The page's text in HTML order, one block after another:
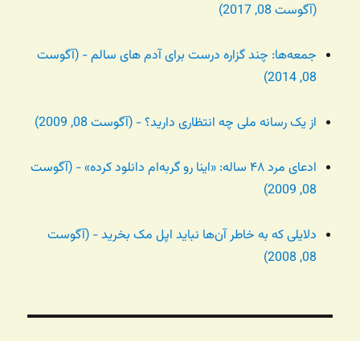
(آگوست 08, 2017)
جمعه‌ها: چند گزاره درست برای آدم های سالم - (آگوست
08, 2014)
از یک رسانه ملی چه انتظاری دارید؟ - (آگوست 08, 2009)
ادعای مرد ۴۸ ساله: «اینا رو گربه‌ام دانلود کرده» - (آگوست
08, 2009)
دلایلی که به خاطر آن‌ها نباید اپل مک بخرید - (آگوست
08, 2008)